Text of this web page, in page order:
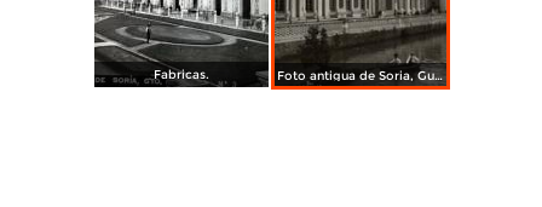
Fabricas. Foto antigua de Soria, Guanajuato